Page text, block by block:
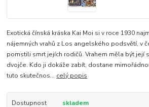
Exotická čínská kráska Kai Moi si v roce 1930
nájemných vrahů z Los angelského podsvětí, v
pomstili smrt jejích rodičů. Vrahem měla být její
dvojče. Kdo ji dokáže zabít, dostane
tuto skutečnos... celý popis
Dostupnost
skladem